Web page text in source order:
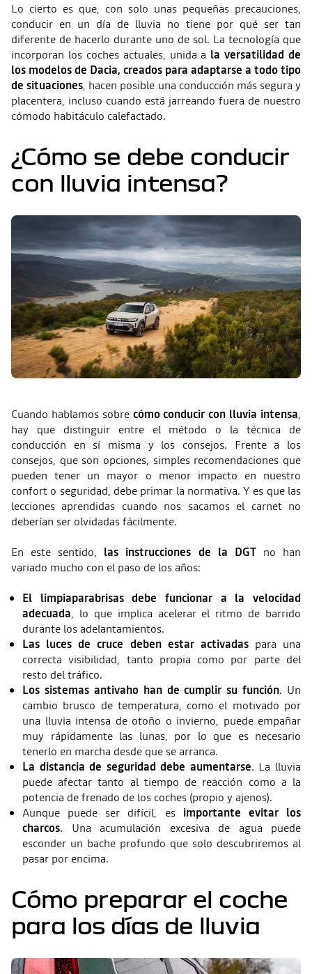
Lo cierto es que, con solo unas pequeñas precauciones,
conducir en un día de lluvia no tiene por qué ser tan
diferente de hacerlo durante uno de sol. La tecnología que
incorporan los coches actuales, unida a la versatilidad de
los modelos de Dacia, creados para adaptarse a todo tipo
de situaciones, hacen posible una conducción más segura y
placentera, incluso cuando está jarreando fuera de nuestro
cómodo habitáculo calefactado.
¿Cómo se debe conducir
con lluvia intensa?
Cuando hablamos sobre cómo conducir con lluvia intensa,
hay que distinguir entre el método o la técnica de
conducción en sí misma y los consejos. Frente a los
consejos, que son opciones, simples recomendaciones que
pueden tener un mayor o menor impacto en nuestro
confort o seguridad, debe primar la normativa. Y es que las
lecciones aprendidas cuando nos sacamos el carnet no
deberían ser olvidadas fácilmente.
En este sentido, las instrucciones de la DGTno han
variado mucho con el paso de los años:
El limpiaparabrisas debe funcionar a la velocidad
adecuada, lo que implica acelerar el ritmo de barrido
durante los adelantamientos.
Las luces de cruce deben estar activadaspara una
correcta visibilidad, tanto propia como por parte del
resto del tráfico.
Los sistemas antivaho han de cumplir su función. Un
cambio brusco de temperatura, como el motivado por
una lluvia intensa de otoño o invierno, puede empañar
muy rápidamente las lunas, por lo que es necesario
tenerlo en marcha desde que se arranca.
La distancia de seguridad debe aumentarse. La lluvia
puede afectar tanto al tiempo de reacción como a la
potencia de frenado de los coches (propio y ajenos).
Aunque puede ser difícil, es importante evitar los
charcos. Una acumulación excesiva de agua puede
esconder un bache profundo que solo descubriremos al
pasar por encima.
Cómo preparar el coche
para los días de lluvia